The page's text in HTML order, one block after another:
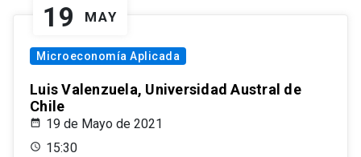
19 MAY
Microeconomía Aplicada
Luis Valenzuela, Universidad Austral de
Chile
19 de Mayo de 2021
15:30